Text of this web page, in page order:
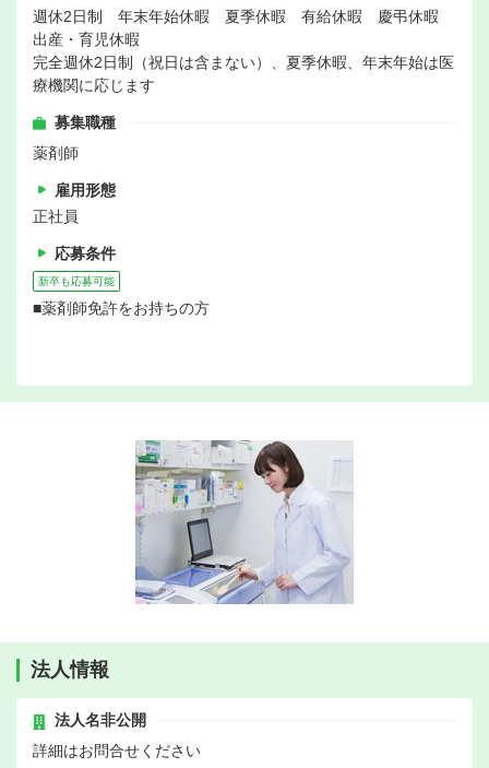
週休2日制 年末年始休暇 夏季休暇 有給休暇 慶弔休暇
出産・育児休暇
完全週休2日制（祝日は含まない）、夏季休暇、年末年始は医
療機関に応じます
募集職種
薬剤師
雇用形態
正社員
応募条件
新卒も応募可能
■薬剤師免許をお持ちの方
法人情報
法人名非公開
詳細はお問合せください